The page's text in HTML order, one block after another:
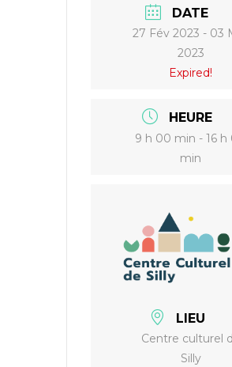
DATE
27 Fév 2023 - 03
2023
Expired!
HEURE
9 h 00 min - 16 h
min
LIEU
Centre culturel
Silly